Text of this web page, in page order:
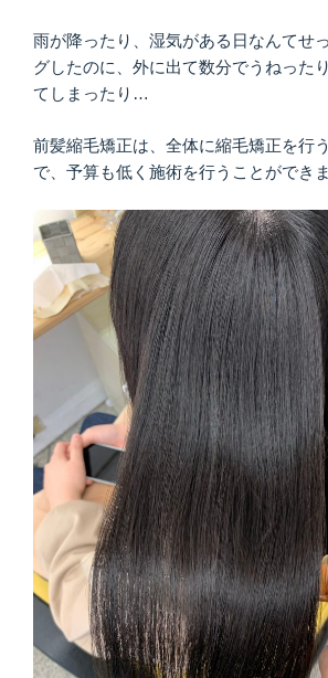
雨が降ったり、湿気がある日なんてせ
グしたのに、外に出て数分でうねった
てしまったり…
前髪縮毛矯正は、全体に縮毛矯正を行
で、予算も低く施術を行うことができま